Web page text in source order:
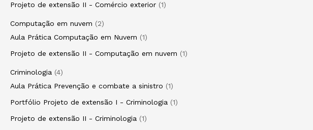
Projeto de extensão II - Comércio exterior
1
Computação em nuvem
2
Aula Prática Computação em Nuvem
1
Projeto de extensão II - Computação em nuvem
1
Criminologia
4
Aula Prática Prevenção e combate a sinistro
1
Portfólio Projeto de extensão I - Criminologia
1
Projeto de extensão II - Criminologia
1